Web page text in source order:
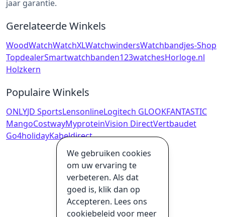
jaar garantie.
Gerelateerde Winkels
WoodWatchWatchXLWatchwindersWatchbandjes-Shop
TopdealerSmartwatchbanden123watchesHorloge.nl
Holzkern
Populaire Winkels
ONLYJD SportsLensonlineLogitech GLOOKFANTASTIC
MangoCostwayMyproteinVision DirectVertbaudet
Go4holidayKabeldirect
We gebruiken cookies
om uw ervaring te
verbeteren. Als dat
goed is, klik dan op
Accepteren. Lees ons
cookiebeleid voor meer